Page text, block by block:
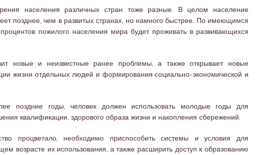
населения различных стран тоже разные. В целом население
позднее, чем в развитых странах, но намного быстрее. По имеющимся
пожилого населения мира будет проживать в развивающихся
новые и неизвестные ранее проблемы, а также открывает новые
жизни отдельных людей и формирования социально-экономической и
поздние годы, человек должен использовать молодые годы для
квалификации, здорового образа жизни и накопления сбережений.
процветало, необходимо приспособить системы и условия для
возрасте их использования, а также расширить доступ к образованию